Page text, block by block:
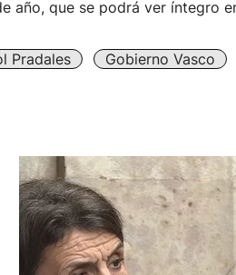
año, que se podrá ver íntegro
Pradales Gobierno Vasco